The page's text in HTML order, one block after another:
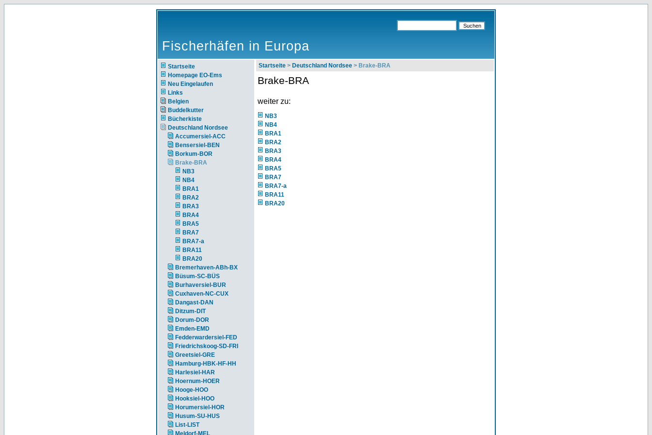
Fischerhäfen in Europa
Startseite
Homepage EO-Ems
Neu Eingelaufen
Links
Belgien
Buddelkutter
Bücherkiste
Deutschland Nordsee
Accumersiel-ACC
Bensersiel-BEN
Borkum-BOR
Brake-BRA
NB3
NB4
BRA1
BRA2
BRA3
BRA4
BRA5
BRA7
BRA7-a
BRA11
BRA20
Bremerhaven-ABh-BX
Büsum-SC-BÜS
Burhaversiel-BUR
Cuxhaven-NC-CUX
Dangast-DAN
Ditzum-DIT
Dorum-DOR
Emden-EMD
Fedderwardersiel-FED
Friedrichskoog-SD-FRI
Greetsiel-GRE
Hamburg-HBK-HF-HH
Harlesiel-HAR
Hoernum-HOER
Hooge-HOO
Hooksiel-HOO
Horumersiel-HOR
Husum-SU-HUS
List-LIST
Meldorf-MEL
Startseite > Deutschland Nordsee > Brake-BRA
Brake-BRA
weiter zu:
NB3
NB4
BRA1
BRA2
BRA3
BRA4
BRA5
BRA7
BRA7-a
BRA11
BRA20